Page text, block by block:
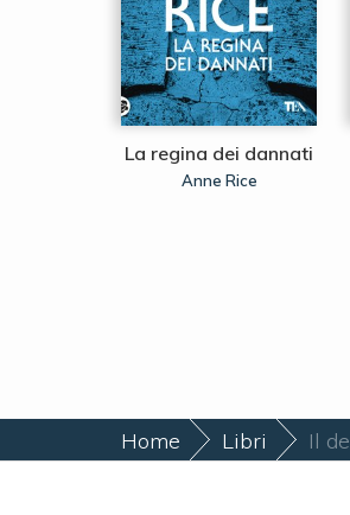
La regina dei dannati
Anne Rice
Home Libri Il